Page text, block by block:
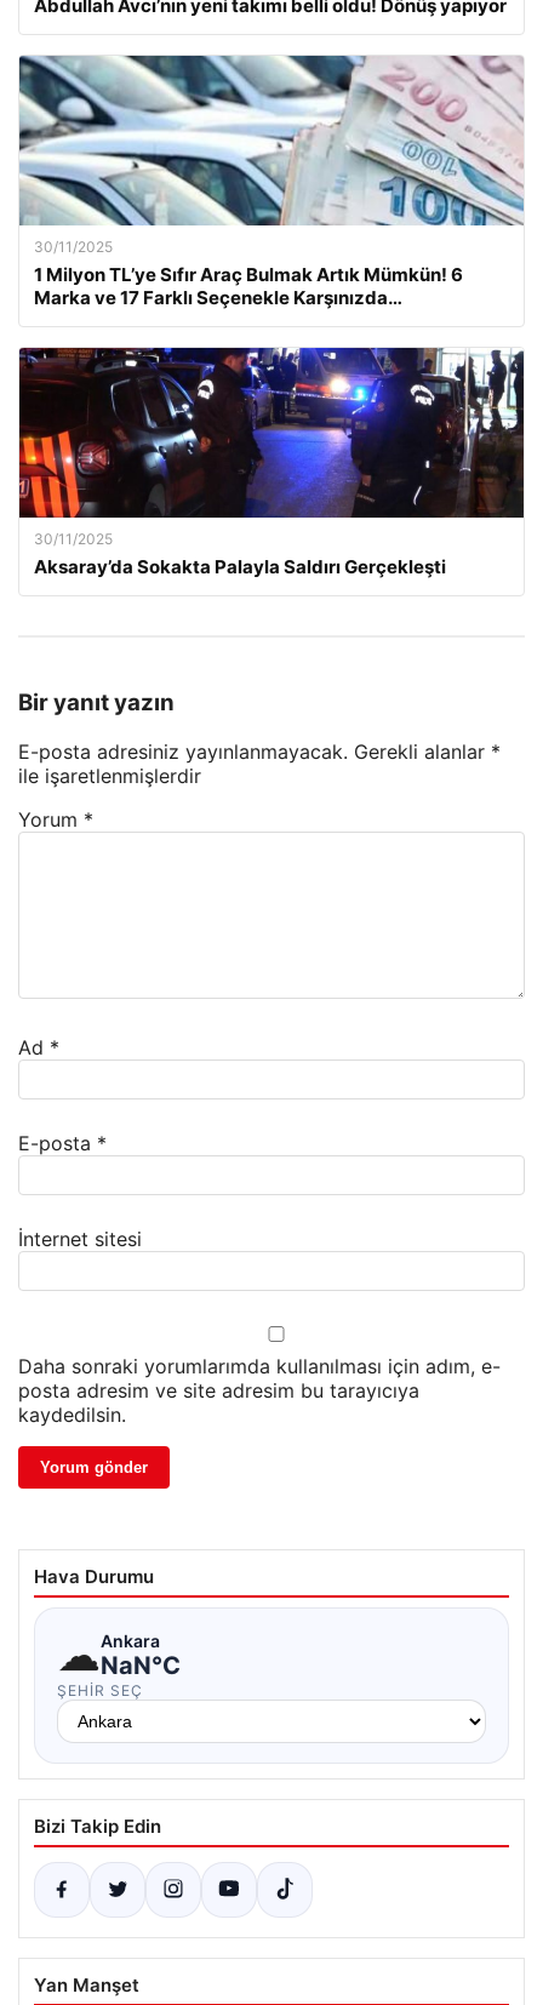
Abdullah Avcı’nın yeni takımı belli oldu! Dönüş yapıyor
30/11/2025
1 Milyon TL’ye Sıfır Araç Bulmak Artık Mümkün! 6
Marka ve 17 Farklı Seçenekle Karşınızda…
30/11/2025
Aksaray’da Sokakta Palayla Saldırı Gerçekleşti
Bir yanıt yazın
E-posta adresiniz yayınlanmayacak. Gerekli alanlar *
ile işaretlenmişlerdir
Yorum *
Ad *
E-posta *
İnternet sitesi
Daha sonraki yorumlarımda kullanılması için adım, e-
posta adresim ve site adresim bu tarayıcıya
kaydedilsin.
Hava Durumu
☁Ankara
NaN°C
ŞEHIR SEÇ
Bizi Takip Edin
Yan Manşet